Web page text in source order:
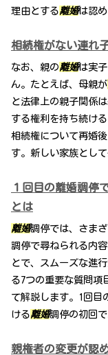
理由とする離婚は認
相続権がない連れ
なお、親の離婚は実
ん。たとえば、母親が
と法律上の親子関係
する権利を持ち続け
相続権について再婚
す。新しい家族とし
１回目の離婚調停
とは
離婚調停では、さま
調停で尋ねられる内
とで、スムーズな進
る7つの重要な質問項
て解説します。1回目
ける離婚調停の初回
親権者の変更が認